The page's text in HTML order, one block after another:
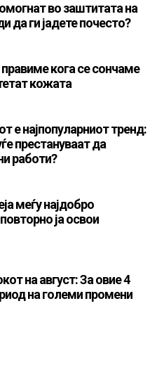
во заштитата на
да ги јадете почесто?
кога се сончаме
кожата
е најпопуларниот тренд:
престануваат да
работи?
меѓу најдобро
ја освои
на август: За овие 4
на големи промени